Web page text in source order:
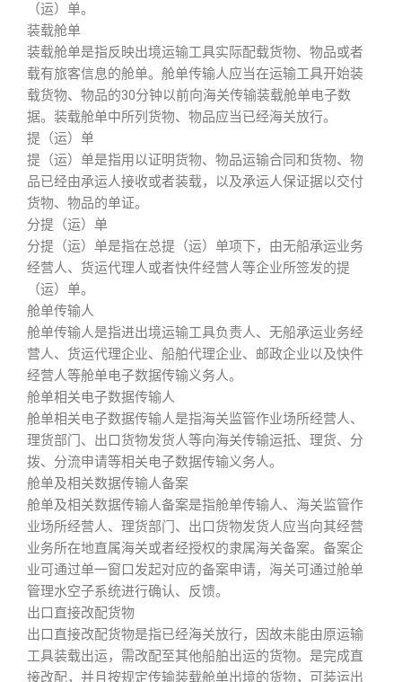
（运）单。
装载舱单
装载舱单是指反映出境运输工具实际配载货物、物品或者
载有旅客信息的舱单。舱单传输人应当在运输工具开始装
载货物、物品的30分钟以前向海关传输装载舱单电子数
据。装载舱单中所列货物、物品应当已经海关放行。
提（运）单
提（运）单是指用以证明货物、物品运输合同和货物、物
品已经由承运人接收或者装载，以及承运人保证据以交付
货物、物品的单证。
分提（运）单
分提（运）单是指在总提（运）单项下，由无船承运业务
经营人、货运代理人或者快件经营人等企业所签发的提
（运）单。
舱单传输人
舱单传输人是指进出境运输工具负责人、无船承运业务经
营人、货运代理企业、船舶代理企业、邮政企业以及快件
经营人等舱单电子数据传输义务人。
舱单相关电子数据传输人
舱单相关电子数据传输人是指海关监管作业场所经营人、
理货部门、出口货物发货人等向海关传输运抵、理货、分
拨、分流申请等相关电子数据传输义务人。
舱单及相关数据传输人备案
舱单及相关数据传输人备案是指舱单传输人、海关监管作
业场所经营人、理货部门、出口货物发货人应当向其经营
业务所在地直属海关或者经授权的隶属海关备案。备案企
业可通过单一窗口发起对应的备案申请，海关可通过舱单
管理水空子系统进行确认、反馈。
出口直接改配货物
出口直接改配货物是指已经海关放行，因故未能由原运输
工具装载出运，需改配至其他船舶出运的货物。是完成直
接改配，并且按规定传输装载舱单出境的货物，可装运出